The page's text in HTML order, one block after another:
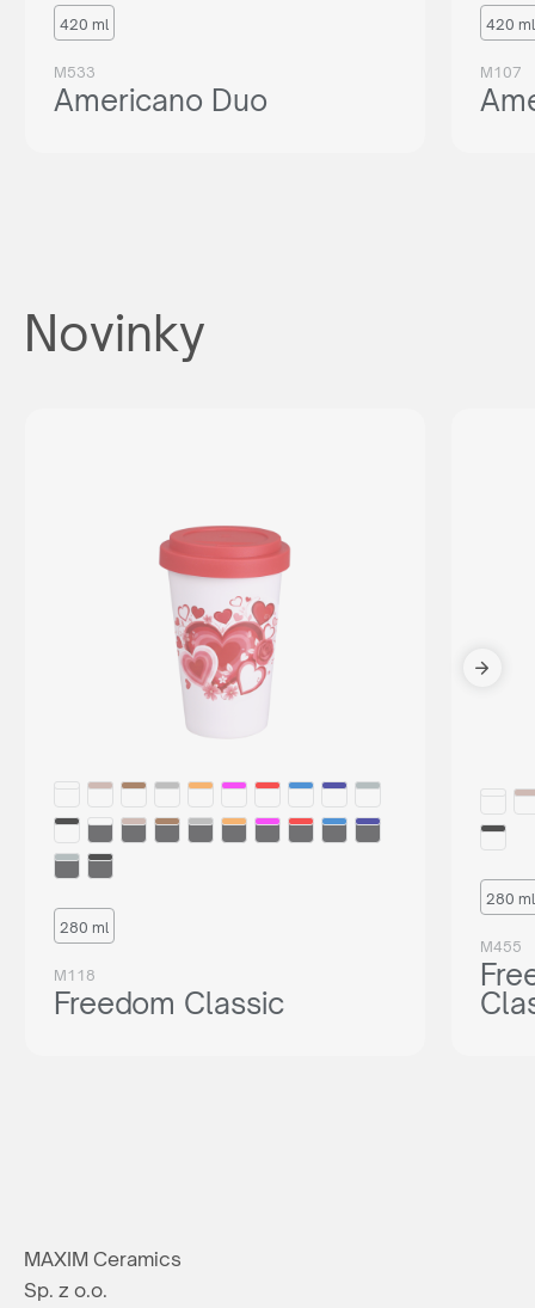
420 ml
M533
Americano Duo
420 ml
M107
Novinky
280 ml
M118
Freedom Classic
280 ml
M455
MAXIM Ceramics
Sp. z o.o.